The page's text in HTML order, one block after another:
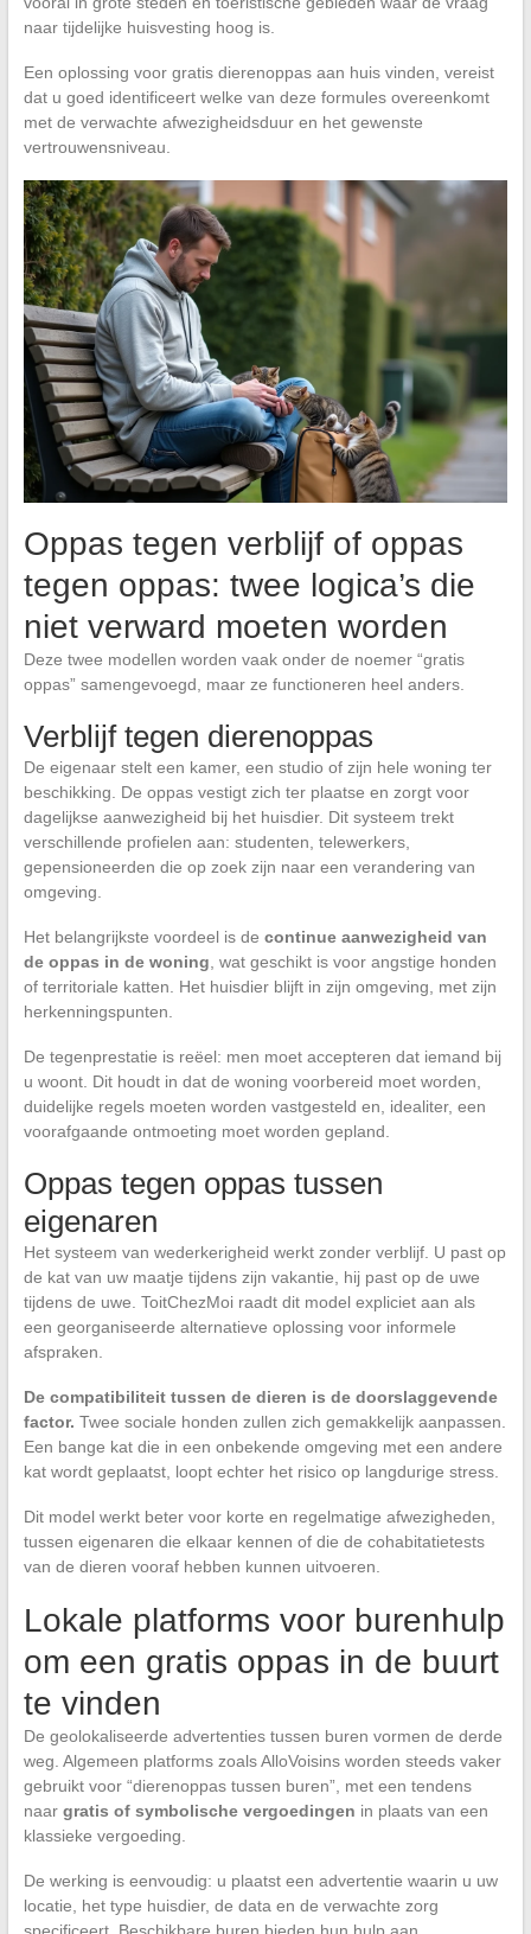
naar tijdelijke huisvesting hoog is.
Een oplossing voor gratis dierenoppas aan huis vinden, vereist
dat u goed identificeert welke van deze formules overeenkomt
met de verwachte afwezigheidsduur en het gewenste
vertrouwensniveau.
Oppas tegen verblijf of oppas
tegen oppas: twee logica’s die
niet verward moeten worden
Deze twee modellen worden vaak onder de noemer “gratis
oppas” samengevoegd, maar ze functioneren heel anders.
Verblijf tegen dierenoppas
De eigenaar stelt een kamer, een studio of zijn hele woning ter
beschikking. De oppas vestigt zich ter plaatse en zorgt voor
dagelijkse aanwezigheid bij het huisdier. Dit systeem trekt
verschillende profielen aan: studenten, telewerkers,
gepensioneerden die op zoek zijn naar een verandering van
omgeving.
Het belangrijkste voordeel is de continue aanwezigheid van
de oppas in de woning , wat geschikt is voor angstige honden
of territoriale katten. Het huisdier blijft in zijn omgeving, met zijn
herkenningspunten.
De tegenprestatie is reëel: men moet accepteren dat iemand bij
u woont. Dit houdt in dat de woning voorbereid moet worden,
duidelijke regels moeten worden vastgesteld en, idealiter, een
voorafgaande ontmoeting moet worden gepland.
Oppas tegen oppas tussen
eigenaren
Het systeem van wederkerigheid werkt zonder verblijf. U past op
de kat van uw maatje tijdens zijn vakantie, hij past op de uwe
tijdens de uwe. ToitChezMoi raadt dit model expliciet aan als
een georganiseerde alternatieve oplossing voor informele
afspraken.
De compatibiliteit tussen de dieren is de doorslaggevende
factor. Twee sociale honden zullen zich gemakkelijk aanpassen.
Een bange kat die in een onbekende omgeving met een andere
kat wordt geplaatst, loopt echter het risico op langdurige stress.
Dit model werkt beter voor korte en regelmatige afwezigheden,
tussen eigenaren die elkaar kennen of die de cohabitatietests
van de dieren vooraf hebben kunnen uitvoeren.
Lokale platforms voor burenhulp
om een gratis oppas in de buurt
te vinden
De geolokaliseerde advertenties tussen buren vormen de derde
weg. Algemeen platforms zoals AlloVoisins worden steeds vaker
gebruikt voor “dierenoppas tussen buren”, met een tendens
naar gratis of symbolische vergoedingen in plaats van een
klassieke vergoeding.
De werking is eenvoudig: u plaatst een advertentie waarin u uw
locatie, het type huisdier, de data en de verwachte zorg